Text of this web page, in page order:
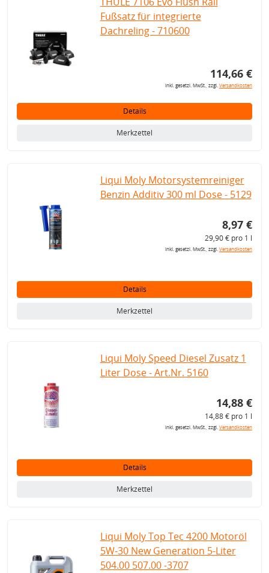
Fußsatz für integrierte
Dachreling - 710600
114,66 €
inkl. gesetzl. MwSt., zzgl.Versandkosten
Details
Merkzettel
Liqui Moly Motorsystemreiniger
Benzin Additiv 300 ml Dose - 5129
8,97 €
29,90 € pro 1 l
inkl. gesetzl. MwSt., zzgl.Versandkosten
Details
Merkzettel
Liqui Moly Speed Diesel Zusatz 1
Liter Dose - Art.Nr. 5160
14,88 €
14,88 € pro 1 l
inkl. gesetzl. MwSt., zzgl.Versandkosten
Details
Merkzettel
Liqui Moly Top Tec 4200 Motoröl
5W-30 New Generation 5-Liter
504.00 507.00 -3707